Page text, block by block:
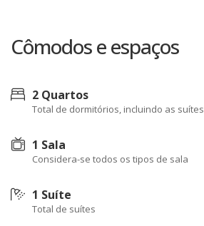
Cômodos e espaços
2 Quartos
Total de dormitórios, incluindo as suítes
1 Sala
Considera-se todos os tipos de sala
1 Suíte
Total de suítes